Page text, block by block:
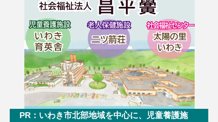
PR：いわき市北部地域を中心に、児童養護施